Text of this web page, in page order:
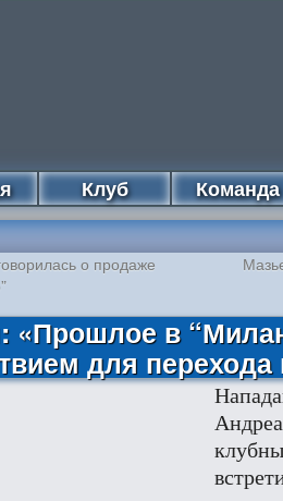
Клуб Команда
о продаже
«Прошлое в
для перехода